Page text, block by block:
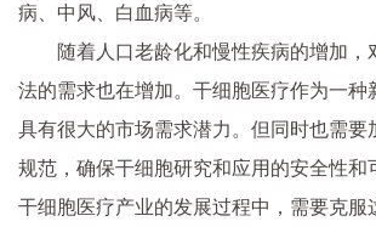
病、中风、白血病等。
随着人口老龄化和慢性疾病的增加，
法的需求也在增加。干细胞医疗作为一种
具有很大的市场需求潜力。 但同时也需要
规范，确保干细胞研究和应用的安全性和
干细胞医疗产业的发展过程中，需要克服